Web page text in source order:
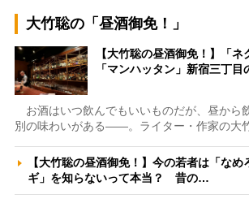
大竹聡の「昼酒御免！」
【大竹聡の昼酒御免！】「ネ
「マンハッタン」新宿三丁
お酒はいつ飲んでもいいものだが、昼から
別の味わいがある――。ライター・作家の大
【大竹聡の昼酒御免！】今の若者は「な
ギ」を知らないって本当？ 昔の…